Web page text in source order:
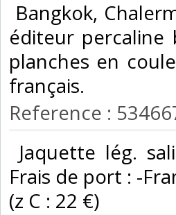
Bangkok,
éditeur percaline
planches en
français. ‎
Reference :
Jaquette lég.
Frais de port : -
(z C : 22 €) ‎